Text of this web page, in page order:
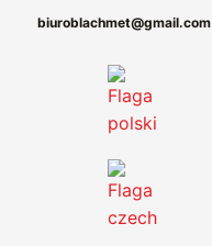
biuroblachmet@gmail.com